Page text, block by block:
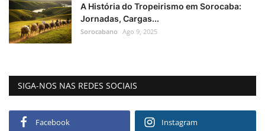
A História do Tropeirismo em Sorocaba:
Jornadas, Cargas...
Sorocabano Ago 9, 2025
SIGA-NOS NAS REDES SOCIAIS
Facebook Instagram